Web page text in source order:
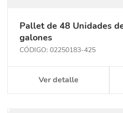
Pallet de 48 Unidades
galones
CÓDIGO: 02250183-425
Ver detalle